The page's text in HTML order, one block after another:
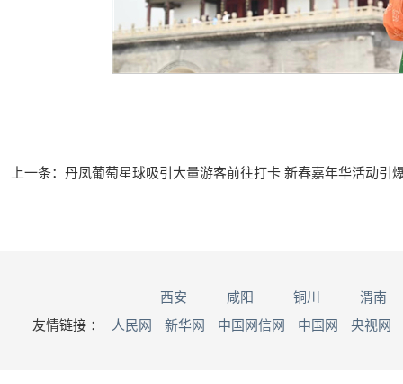
上一条： 丹凤葡萄星球吸引大量游客前往打卡 新春嘉年华活动引
西安 咸阳 铜川
渭南
友情链接 ：
人民网 新华网 中国网信网 中国网 央视网